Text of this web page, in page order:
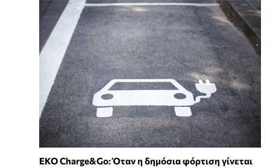
EKO Charge&Go: Όταν η δημόσια φόρτιση γίνεται